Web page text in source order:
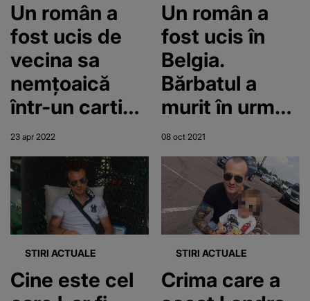
Un român a
fost ucis de
vecina sa
nemțoaică
într-un cartier
de lux din
Munchen
23 apr 2022
Un român a
fost ucis în
Belgia.
Bărbatul a
murit în urma
unei lovituri de
cuțit
08 oct 2021
STIRI ACTUALE
Cine este cel
STIRI ACTUALE
Crima care a